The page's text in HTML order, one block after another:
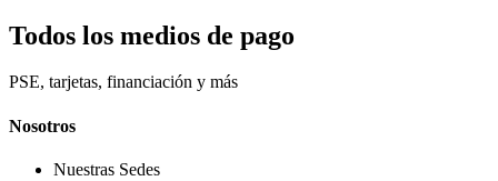
Todos los medios de pago
PSE, tarjetas, financiación y más
Nosotros
Nuestras Sedes